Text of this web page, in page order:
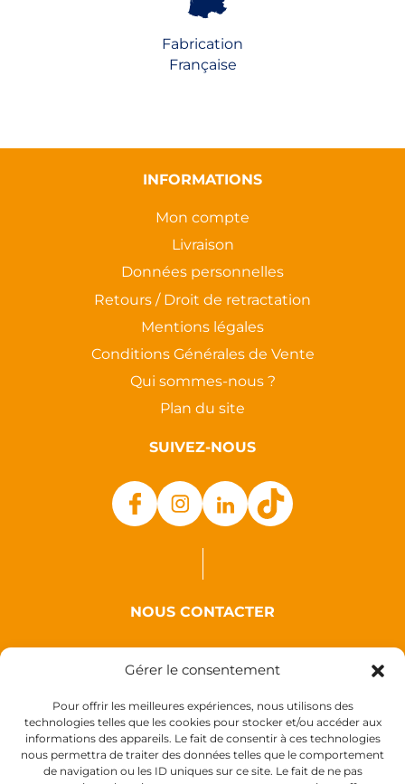
Gérer le consentement
Pour offrir les meilleures expériences, nous utilisons des
technologies telles que les cookies pour stocker et/ou accéder aux
informations des appareils. Le fait de consentir à ces technologies
nous permettra de traiter des données telles que le comportement
de navigation ou les ID uniques sur ce site. Le fait de ne pas
Fabrication
Française
INFORMATIONS
Mon compte
Livraison
Données personnelles
Retours / Droit de retractation
Mentions légales
Conditions Générales de Vente
Qui sommes-nous ?
Plan du site
SUIVEZ-NOUS
NOUS CONTACTER
Auxence
44110 Louisfert
France